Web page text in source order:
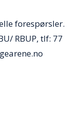
forespørsler.
RBUP, tlf: 77